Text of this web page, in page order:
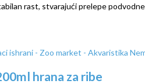
rast, stvarajući prelepe
hrana za ribe